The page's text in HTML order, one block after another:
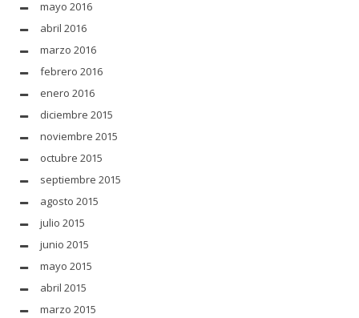
mayo 2016
abril 2016
marzo 2016
febrero 2016
enero 2016
diciembre 2015
noviembre 2015
octubre 2015
septiembre 2015
agosto 2015
julio 2015
junio 2015
mayo 2015
abril 2015
marzo 2015